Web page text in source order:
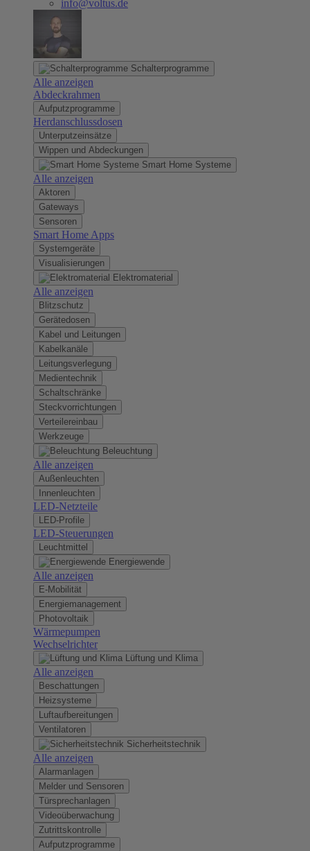
info@voltus.de
Schalterprogramme
Alle anzeigen
Abdeckrahmen
Aufputzprogramme
Herdanschlussdosen
Unterputzeinsätze
Wippen und Abdeckungen
Smart Home Systeme
Alle anzeigen
Aktoren
Gateways
Sensoren
Smart Home Apps
Systemgeräte
Visualisierungen
Elektromaterial
Alle anzeigen
Blitzschutz
Gerätedosen
Kabel und Leitungen
Kabelkanäle
Leitungsverlegung
Medientechnik
Schaltschränke
Steckvorrichtungen
Verteilereinbau
Werkzeuge
Beleuchtung
Alle anzeigen
Außenleuchten
Innenleuchten
LED-Netzteile
LED-Profile
LED-Steuerungen
Leuchtmittel
Energiewende
Alle anzeigen
E-Mobilität
Energiemanagement
Photovoltaik
Wärmepumpen
Wechselrichter
Lüftung und Klima
Alle anzeigen
Beschattungen
Heizsysteme
Luftaufbereitungen
Ventilatoren
Sicherheitstechnik
Alle anzeigen
Alarmanlagen
Melder und Sensoren
Türsprechanlagen
Videoüberwachung
Zutrittskontrolle
Aufputzprogramme